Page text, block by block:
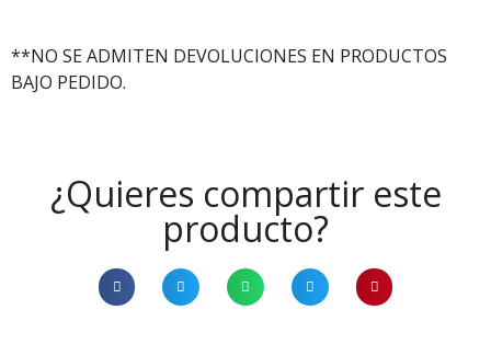
**NO SE ADMITEN DEVOLUCIONES EN PRODUCTOS
BAJO PEDIDO.
¿Quieres compartir este
producto?